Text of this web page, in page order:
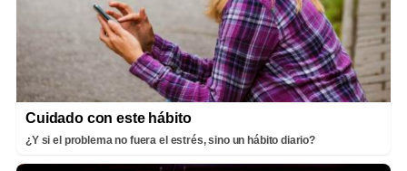
Cuidado con este hábito
¿Y si el problema no fuera el estrés, sino un hábito diario?